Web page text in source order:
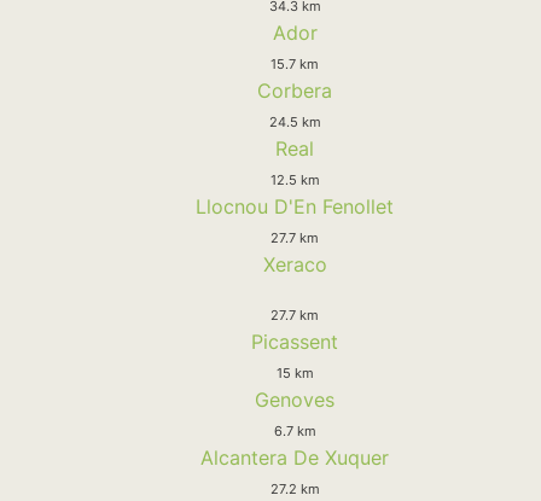
34.3 km
Ador
15.7 km
Corbera
24.5 km
Real
12.5 km
Llocnou D'En Fenollet
27.7 km
Xeraco
27.7 km
Picassent
15 km
Genoves
6.7 km
Alcantera De Xuquer
27.2 km